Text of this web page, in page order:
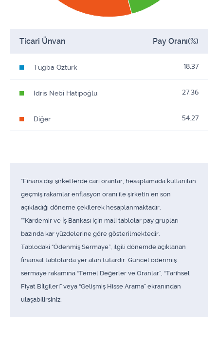
Ticari Ünvan Pay Oranı(%)
Tuğba Öztürk 18.37
Idris Nebi Hatipoğlu 27.36
Diğer 54.27
*Finans dışı şirketlerde cari oranlar, hesaplamada kullanılan
geçmiş rakamlar enflasyon oranı ile şirketin en son
açıkladığı döneme çekilerek hesaplanmaktadır.
**Kardemir ve İş Bankası için mali tablolar pay grupları
bazında kar yüzdelerine göre gösterilmektedir.
Tablodaki “Ödenmiş Sermaye”, ilgili dönemde açıklanan
finansal tablolarda yer alan tutardır. Güncel ödenmiş
sermaye rakamına “Temel Değerler ve Oranlar”, “Tarihsel
Fiyat Bİlgileri” veya “Gelişmiş Hisse Arama” ekranından
ulaşabilirsiniz.